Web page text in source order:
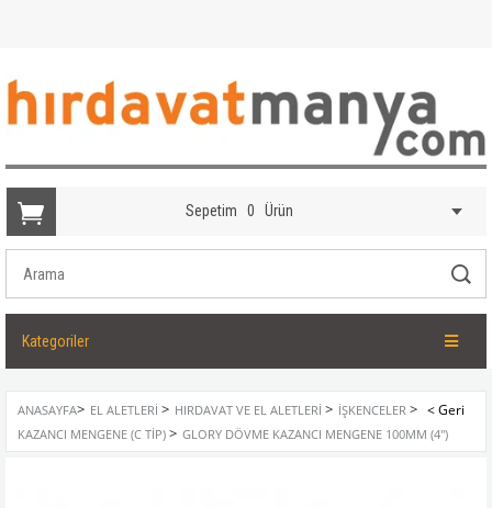
Sepetim 0 Ürün
Kategoriler
ANASAYFA> EL ALETLERI > HIRDAVAT VE EL ALETLERI > İŞKENCELER >
KAZANCI MENGENE (C TIP) > GLORY DÖVME KAZANCI MENGENE 100MM (4'')